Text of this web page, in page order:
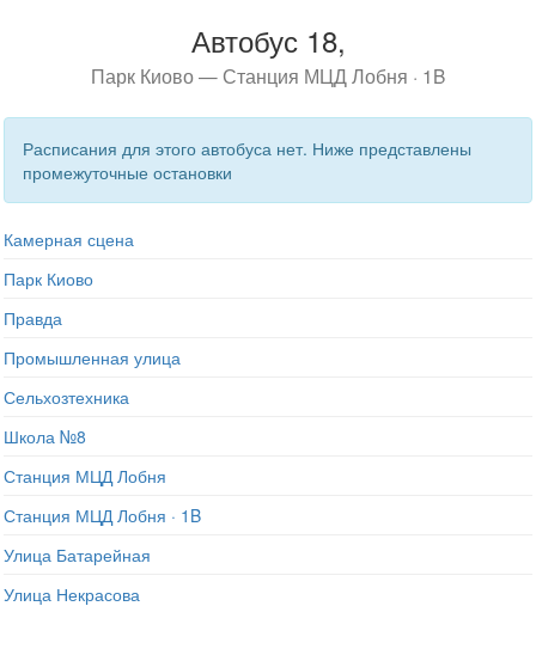
Автобус 18,
Парк Киово — Станция МЦД Лобня · 1B
Расписания для этого автобуса нет. Ниже представлены
промежуточные остановки
Камерная сцена
Парк Киово
Правда
Промышленная улица
Сельхозтехника
Школа №8
Станция МЦД Лобня
Станция МЦД Лобня · 1B
Улица Батарейная
Улица Некрасова